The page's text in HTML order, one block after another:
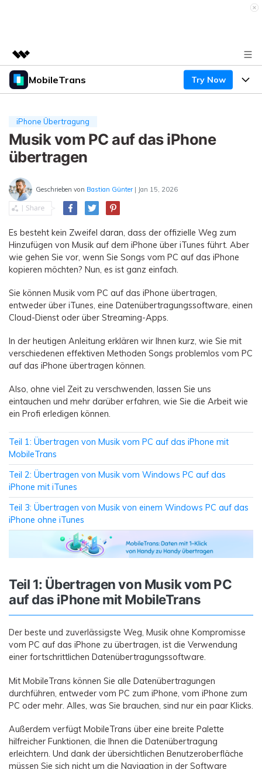
Top-Produkte
Dienstprogramme
Überblick
Lösungen
Über uns
Shop
Support
MobileTrans Try Now
Desktop
Mobile
Funktionen
Funktionen
Lösungen
Handydatenübertragung
Handy-Backup & Wiederherstellung
WhatsApp Manager
Übertragung anderer Apps
WEITERE THEMEN ERKUNDEN
Preise
Preise für Mac
Preise für die App
Bildungsplan
Lernen & Unterstützung
Wettbewerbe & Events
Hilfe erhalten
Suche
Herunterladen
iPhone Übertragung
Musik vom PC auf das iPhone
übertragen
Geschrieben von Bastian Günter | Jan 15, 2026
Es besteht kein Zweifel daran, dass der offizielle Weg zum
Hinzufügen von Musik auf dem iPhone über iTunes führt. Aber
wie gehen Sie vor, wenn Sie Songs vom PC auf das iPhone
kopieren möchten? Nun, es ist ganz einfach.
Sie können Musik vom PC auf das iPhone übertragen,
entweder über iTunes, eine Datenübertragungssoftware, einen
Cloud-Dienst oder über Streaming-Apps.
In der heutigen Anleitung erklären wir Ihnen kurz, wie Sie mit
verschiedenen effektiven Methoden Songs problemlos vom PC
auf das iPhone übertragen können.
Also, ohne viel Zeit zu verschwenden, lassen Sie uns
eintauchen und mehr darüber erfahren, wie Sie die Arbeit wie
ein Profi erledigen können.
Teil 1: Übertragen von Musik vom PC auf das iPhone mit
MobileTrans
Teil 2: Übertragen von Musik vom Windows PC auf das
iPhone mit iTunes
Teil 3: Übertragen von Musik von einem Windows PC auf das
iPhone ohne iTunes
Teil 1: Übertragen von Musik vom PC
auf das iPhone mit MobileTrans
Der beste und zuverlässigste Weg, Musik ohne Kompromisse
vom PC auf das iPhone zu übertragen, ist die Verwendung
einer fortschrittlichen Datenübertragungssoftware.
Mit MobileTrans können Sie alle Datenübertragungen
durchführen, entweder vom PC zum iPhone, vom iPhone zum
PC oder mehr. Alles, was Sie brauchen, sind nur ein paar Klicks.
Außerdem verfügt MobileTrans über eine breite Palette
hilfreicher Funktionen, die Ihnen die Datenübertragung
erleichtern. Und dank der übersichtlichen Benutzeroberfläche
müssen Sie sich nicht um die Navigation in der Software